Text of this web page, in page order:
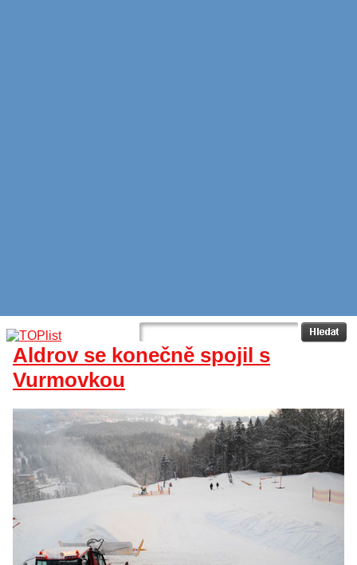
Aldrov se konečně spojil s
Vurmovkou